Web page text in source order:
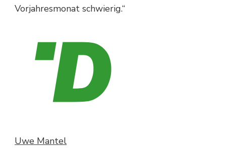
Vorjahresmonat schwierig.“
Uwe Mantel